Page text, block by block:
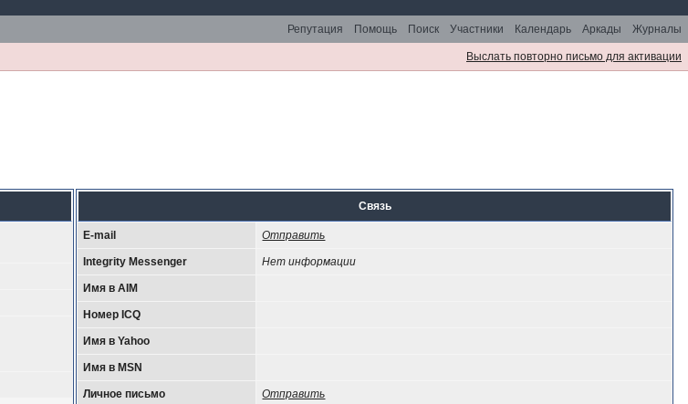
Репутация Помощь Поиск Участники Календарь Аркады Журналы
Выслать повторно письмо для активации
Связь
E-mail Отправить
Integrity Messenger Нет информации
Имя в AIM
Номер ICQ
Имя в Yahoo
Имя в MSN
Личное письмо Отправить